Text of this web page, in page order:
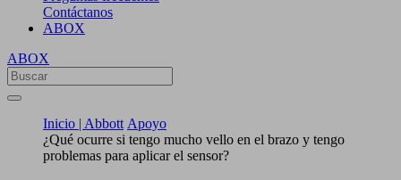
Contáctanos
ABOX
ABOX
Inicio | Abbott Apoyo
¿Qué ocurre si tengo mucho vello en el brazo y tengo
problemas para aplicar el sensor?